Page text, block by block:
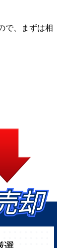
で、まずは相